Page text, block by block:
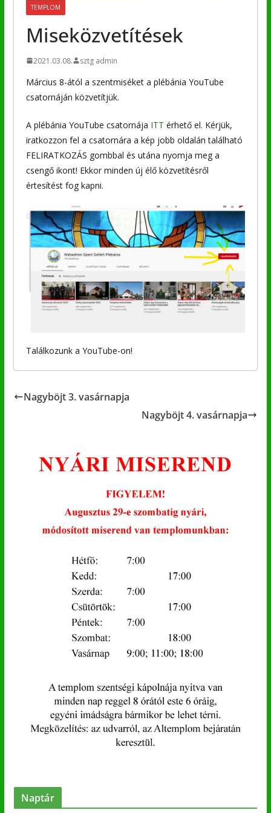
TEMPLOM
Miseközvetítések
2021.03.08. sztg admin
Március 8-ától a szentmiséket a plébánia YouTube
csatornáján közvetítjük.
A plébánia YouTube csatornája ITT érhető el. Kérjük,
iratkozzon fel a csatornára a kép jobb oldalán található
FELIRATKOZÁS gombbal és utána nyomja meg a
csengő ikont! Ekkor minden új élő közvetítésről
értesítést fog kapni.
Találkozunk a YouTube-on!
Nagyböjt 3. vasárnapja
Nagyböjt 4. vasárnapja
Naptár